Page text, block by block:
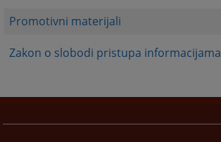
Promotivni materijali
Zakon o slobodi pristupa informacijama